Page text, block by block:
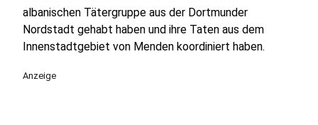
albanischen Tätergruppe aus der Dortmunder
Nordstadt gehabt haben und ihre Taten aus dem
Innenstadtgebiet von Menden koordiniert haben.
Anzeige